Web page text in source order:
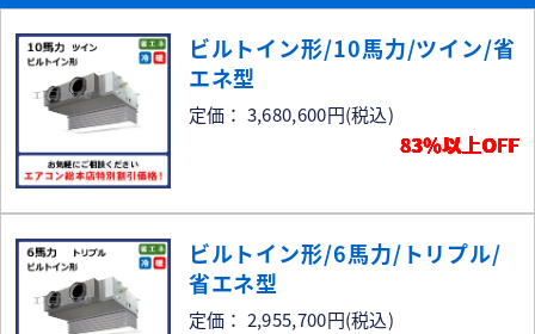
ビルトイン形/10馬力/ツイン/省
エネ型
定価： 3,680,600円(税込)
83％以上OFF
ビルトイン形/6馬力/トリプル/
省エネ型
定価： 2,955,700円(税込)